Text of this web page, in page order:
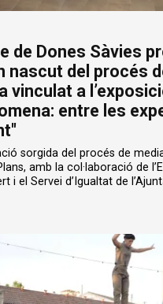
de Dones Sàvies
nascut del procés
vinculat a
entre les
sorgida del procés de
amb la col·laboració de
i el Servei d’Igualtat de